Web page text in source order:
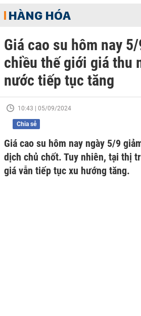
HÀNG HÓA
Giá cao su hôm nay
chiều thế giới giá thu
nước tiếp tục tăng
10:43 | 05/09/2024
Chia sẻ
Giá cao su hôm nay ngày 5/9
dịch chủ chốt. Tuy nhiên, tại thị
giá vẫn tiếp tục xu hướng tăng.